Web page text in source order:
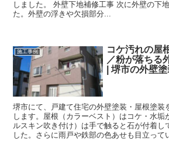
しました。 外壁下地補修工事 次に外壁の下
た。外壁の浮きや欠損部分...
施工事例
コケ汚れの屋
／粉が落ちる
| 堺市の外壁
堺市にて、戸建て住宅の外壁塗装・屋根塗装
します。屋根（カラーベスト）はコケ・水垢
ルスキン吹き付け）は手で触ると石が付着し
した。さらに雨戸や鉄部の色あせも目立って